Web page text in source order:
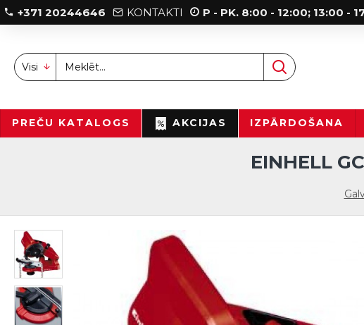
+371 20244646 KONTAKTI P - PK. 8:00 - 12:00; 13:00 -
Visi
PREČU KATALOGS AKCIJAS IZPĀRDOŠANA
EINHELL